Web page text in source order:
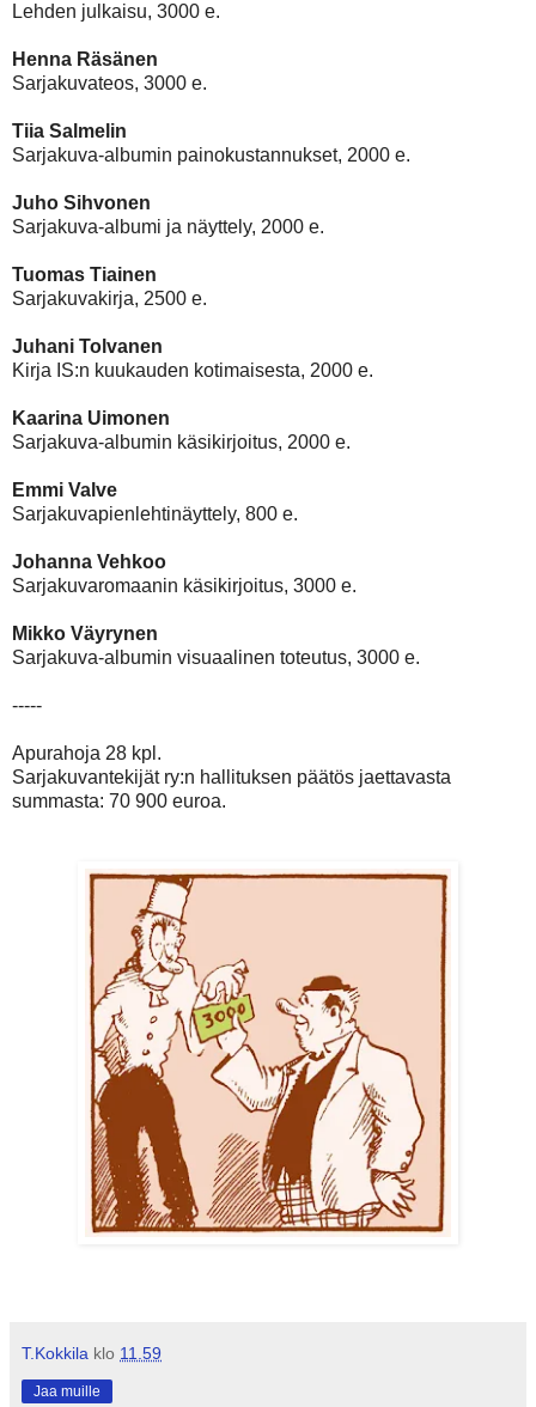
Lehden julkaisu, 3000 e.
Henna Räsänen
Sarjakuvateos, 3000 e.
Tiia Salmelin
Sarjakuva-albumin painokustannukset, 2000 e.
Juho Sihvonen
Sarjakuva-albumi ja näyttely, 2000 e.
Tuomas Tiainen
Sarjakuvakirja, 2500 e.
Juhani Tolvanen
Kirja IS:n kuukauden kotimaisesta, 2000 e.
Kaarina Uimonen
Sarjakuva-albumin käsikirjoitus, 2000 e.
Emmi Valve
Sarjakuvapienlehtinäyttely, 800 e.
Johanna Vehkoo
Sarjakuvaromaanin käsikirjoitus, 3000 e.
Mikko Väyrynen
Sarjakuva-albumin visuaalinen toteutus, 3000 e.
-----
Apurahoja 28 kpl.
Sarjakuvantekijät ry:n hallituksen päätös jaettavasta
summasta: 70 900 euroa.
T.Kokkila klo 11.59
Jaa muille